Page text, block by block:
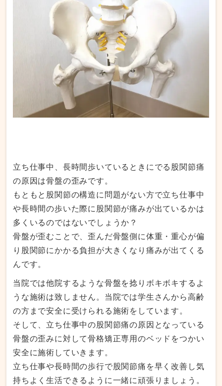
立ち仕事中、長時間歩いているときにでる股関節痛
の原因は骨盤の歪みです。
もともと股関節の構造に問題がない方で立ち仕事中
や長時間の歩いた際に股関節が痛みが出ているかは
多くいるのではないでしょうか？
骨盤が歪むことで、歪んだ骨盤側に体重・重心が偏
り股関節にかかる負担が大きくなり痛みが出てくる
んです。
当院では他院するような骨盤を捻りボキボキするよ
うな施術は致しません。当院では学生さんから高齢
の方まで安全に受けられる施術をしています。
そして、立ち仕事中の股関節痛の原因となっている
骨盤の歪みに対して骨格矯正専用のベッドをつかい
安全に施術していきます。
立ち仕事や長時間の歩行で股関節痛を早く改善し気
持ちよく生活できるように一緒に頑張りましょう。